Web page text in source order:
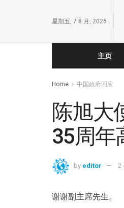
星期五, 7 8 月, 2026
主页
Home 中国政府回应
陈旭大
35周年
by editor 2
谢谢副主席先生。